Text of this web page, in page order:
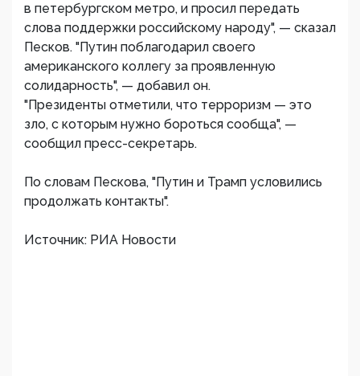
в петербургском метро, и просил передать
слова поддержки российскому народу", — сказал
Песков. "Путин поблагодарил своего
американского коллегу за проявленную
солидарность", — добавил он.
"Президенты отметили, что терроризм — это
зло, с которым нужно бороться сообща", —
сообщил пресс-секретарь.
По словам Пескова, "Путин и Трамп условились
продолжать контакты".
Источник: РИА Новости